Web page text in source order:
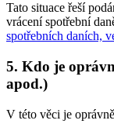
Tato situace řeší
vrácení spotřební
spotřebních daních,
5. Kdo je
apod.)
V této věci je